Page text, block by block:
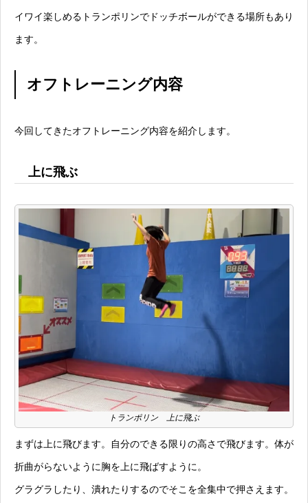
イワイ楽しめるトランポリンでドッチボールができる場所もあり
ます。
オフトレーニング内容
今回してきたオフトレーニング内容を紹介します。
上に飛ぶ
トランポリン 上に飛ぶ
まずは上に飛びます。自分のできる限りの高さで飛びます。体が
折曲がらないように胸を上に飛ばすように。
グラグラしたり、潰れたりするのでそこを全集中で押さえます。